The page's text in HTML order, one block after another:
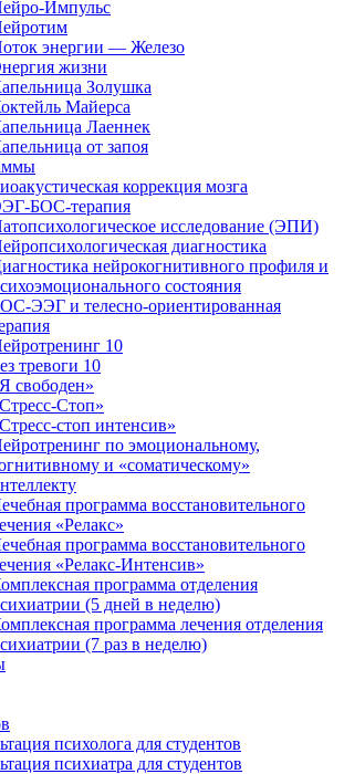
Импульс
энергии — Железо
жизни
Золушка
Майерса
Лаеннек
от запоя
коррекция мозга
БОС-терапия
исследование (ЭПИ)
диагностика
нейрокогнитивного профиля и
состояния
ЭЭГ и телесно-ориентированная
10
тревоги 10
свободен»
Стоп»
стоп интенсив»
по эмоциональному,
и «соматическому»
программа восстановительного
«Релакс»
программа восстановительного
«Релакс-Интенсив»
программа отделения
(5 дней в неделю)
программа лечения отделения
(7 раз в неделю)
психолога для студентов
психиатра для студентов